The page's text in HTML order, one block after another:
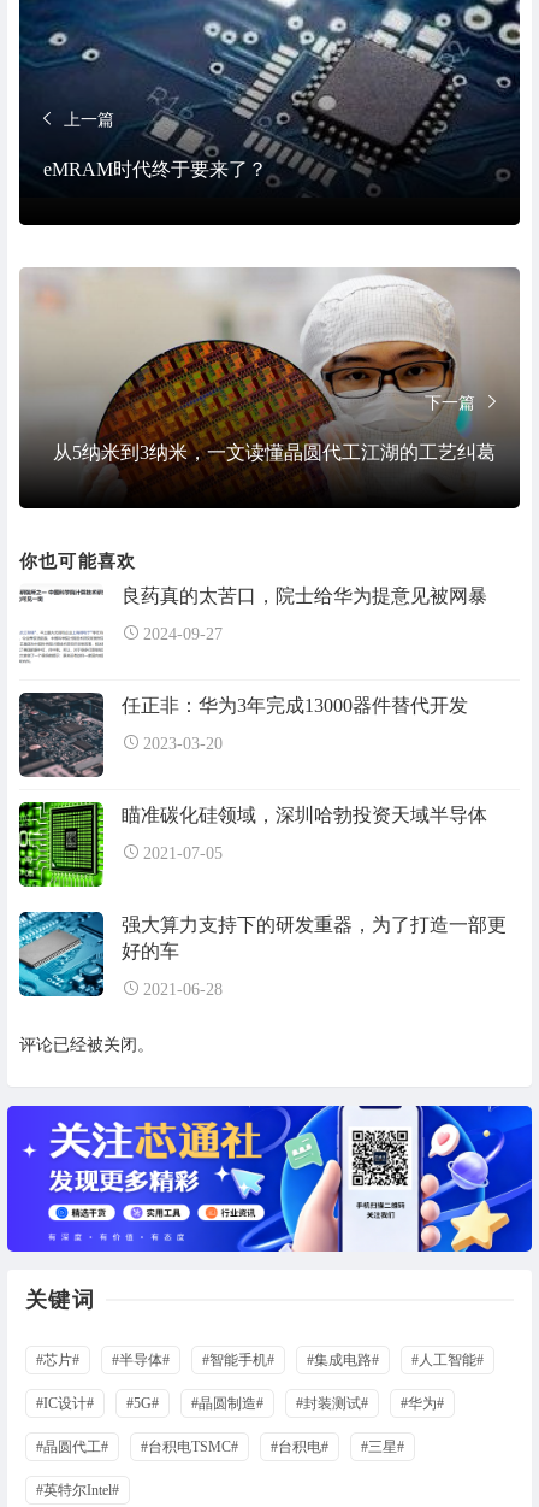
上一篇
eMRAM时代终于要来了？
下一篇
从5纳米到3纳米，一文读懂晶圆代工江湖的工艺纠葛
你也可能喜欢
良药真的太苦口，院士给华为提意见被网暴
2024-09-27
任正非：华为3年完成13000器件替代开发
2023-03-20
瞄准碳化硅领域，深圳哈勃投资天域半导体
2021-07-05
强大算力支持下的研发重器，为了打造一部更
好的车
2021-06-28
评论已经被关闭。
关键词
#芯片# #半导体# #智能手机# #集成电路# #人工智能#
#IC设计# #5G# #晶圆制造# #封装测试# #华为#
#晶圆代工# #台积电TSMC# #台积电# #三星#
#英特尔Intel#